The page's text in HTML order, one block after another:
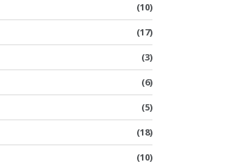
(10)
(17)
(3)
(6)
(5)
(18)
(10)